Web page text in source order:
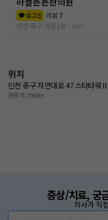
로그인 리뷰 7
인천 중구 영종1동
0m
위치
인천 중구 자연대로 47 스타타워
영종역 3980m
증상/치료, 궁
의사가 직